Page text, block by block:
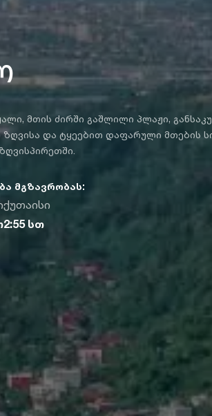
მთის ძირში გაშლილი პლაჟი,
და ტყეებით დაფარული მთების
მგზავრობას:
ქუთაისი
2:55 სთ